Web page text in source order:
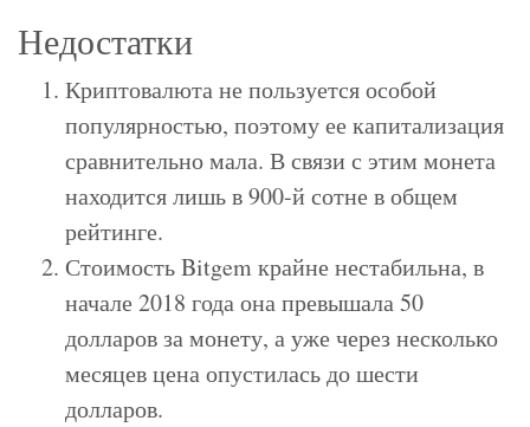
Недостатки
Криптовалюта не пользуется особой
популярностью, поэтому ее капитализация
сравнительно мала. В связи с этим монета
находится лишь в 900-й сотне в общем
рейтинге.
Стоимость Bitgem крайне нестабильна, в
начале 2018 года она превышала 50
долларов за монету, а уже через несколько
месяцев цена опустилась до шести
долларов.